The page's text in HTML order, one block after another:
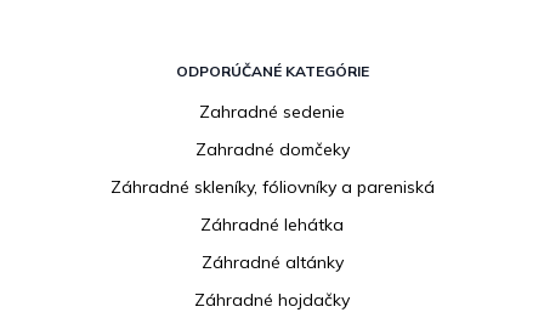
ODPORÚČANÉ KATEGÓRIE
Zahradné sedenie
Zahradné domčeky
Záhradné skleníky, fóliovníky a pareniská
Záhradné lehátka
Záhradné altánky
Záhradné hojdačky